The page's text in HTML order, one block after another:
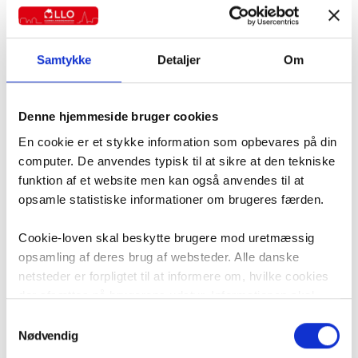
Samtykke Detaljer Om
Denne hjemmeside bruger cookies
En cookie er et stykke information som opbevares på din
computer. De anvendes typisk til at sikre at den tekniske
funktion af et website men kan også anvendes til at
opsamle statistiske informationer om brugeres færden.
Cookie-loven skal beskytte brugere mod uretmæssig
opsamling af deres brug af websteder. Alle danske
netsteder er forpligtet til at informere om, hvilke cookies
der afsættes på brugerens udstyr. Informationen skal
til information og samtykke ved lagring af og adgang til
oplysninger i slutbrugeres terminaludstyr”, som er en del
Nødvendig
FEM FORSLAG TIL FOLKETINGSVALGET
På vegne af landets 2,2 millioner lejere har Lejernes LO
fremlagt fem konkrete forslag til partier og kandidater forud